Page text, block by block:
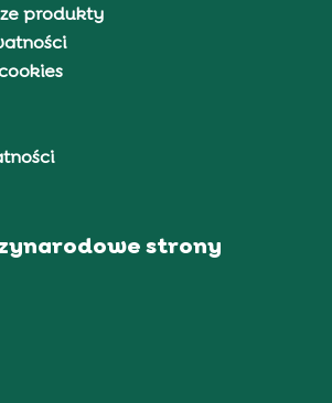
produkty
strony